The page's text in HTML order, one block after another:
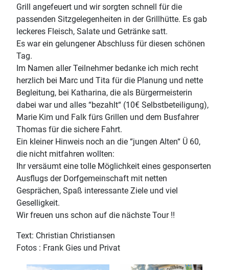
Grill angefeuert und wir sorgten schnell für die
passenden Sitzgelegenheiten in der Grillhütte. Es gab
leckeres Fleisch, Salate und Getränke satt.
Es war ein gelungener Abschluss für diesen schönen
Tag.
Im Namen aller Teilnehmer bedanke ich mich recht
herzlich bei Marc und Tita für die Planung und nette
Begleitung, bei Katharina, die als Bürgermeisterin
dabei war und alles “bezahlt“ (10€ Selbstbeteiligung),
Marie Kim und Falk fürs Grillen und dem Busfahrer
Thomas für die sichere Fahrt.
Ein kleiner Hinweis noch an die “jungen Alten“ Ü 60,
die nicht mitfahren wollten:
Ihr versäumt eine tolle Möglichkeit eines gesponserten
Ausflugs der Dorfgemeinschaft mit netten
Gesprächen, Spaß interessante Ziele und viel
Geselligkeit.
Wir freuen uns schon auf die nächste Tour !!
Text: Christian Christiansen
Fotos : Frank Gies und Privat